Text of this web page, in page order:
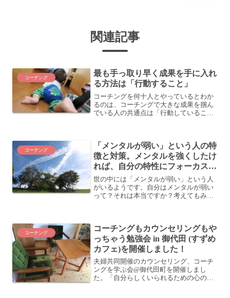
関連記事
コーチング
最も手っ取り早く成果を手に入れ
る方法は「行動すること」
コーチングを何十人とやっているとわか
るのは、コーチングで大きな成果を掴ん
でいる人の共通点は「行動しているこ
している私が提供している...
コーチング
「メンタルが弱い」という人の特
徴と対策。メンタルを強くしたけ
れば、自分の特性にフォーカスす
るべし。
世の中には「メンタルが弱い」という人
がいるようです。自分はメンタルが弱い
って？それは本当ですか？考えてもみて
たはメンタルが強い方で...
コーチング
コーチングもカウンセリングもや
っちゃう勉強会 in 御代田 (すずめ
カフェ)を開催しました！
夫婦共同開催のカウンセリング、コーチ
ングを学ぶ会@御代田町を開催しまし
た。「自分らしくいられるための心のあ